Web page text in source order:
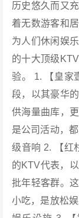
历史悠久而又
着无数游客和
为人们休闲娱
的十大顶级
验。 1. 【皇家
段，以其豪华
供海量曲库，
是公司活动，
级音响 2. 【红
的KTV代表，
批年轻客群。
小吃，是放松